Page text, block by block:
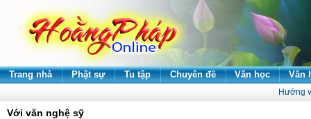
Trang nhà Phật sự Tu tập Chuyên đề Văn học Văn
Hướng
Với văn nghệ sỹ